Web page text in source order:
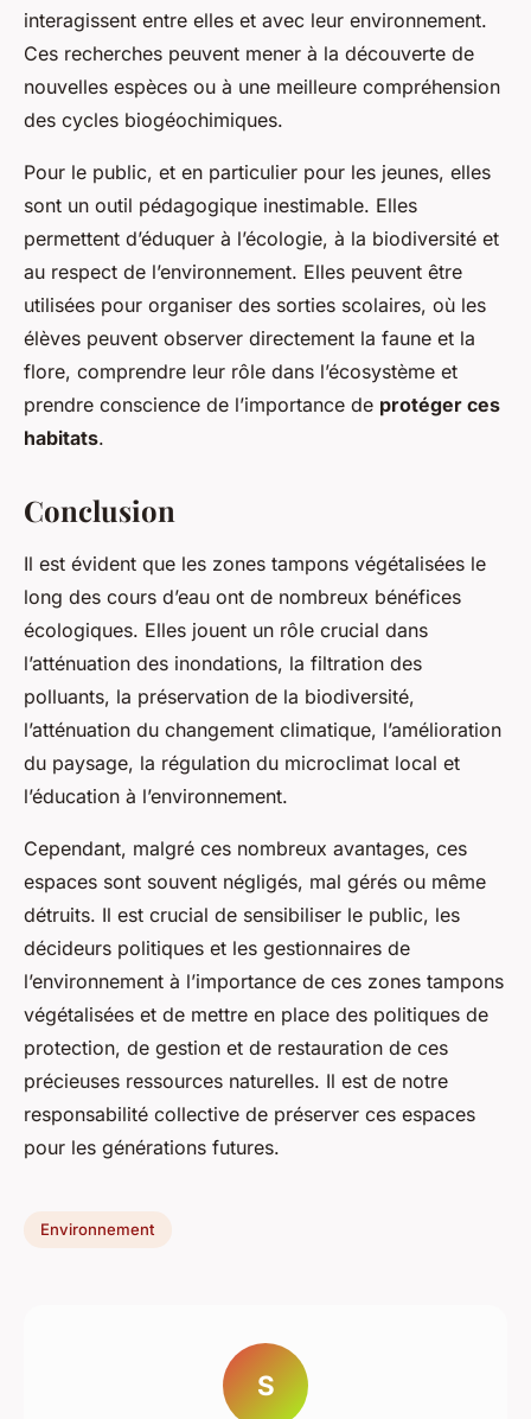
interagissent entre elles et avec leur environnement.
Ces recherches peuvent mener à la découverte de
nouvelles espèces ou à une meilleure compréhension
des cycles biogéochimiques.
Pour le public, et en particulier pour les jeunes, elles
sont un outil pédagogique inestimable. Elles
permettent d’éduquer à l’écologie, à la biodiversité et
au respect de l’environnement. Elles peuvent être
utilisées pour organiser des sorties scolaires, où les
élèves peuvent observer directement la faune et la
flore, comprendre leur rôle dans l’écosystème et
prendre conscience de l’importance de protéger ces
habitats.
Conclusion
Il est évident que les zones tampons végétalisées le
long des cours d’eau ont de nombreux bénéfices
écologiques. Elles jouent un rôle crucial dans
l’atténuation des inondations, la filtration des
polluants, la préservation de la biodiversité,
l’atténuation du changement climatique, l’amélioration
du paysage, la régulation du microclimat local et
l’éducation à l’environnement.
Cependant, malgré ces nombreux avantages, ces
espaces sont souvent négligés, mal gérés ou même
détruits. Il est crucial de sensibiliser le public, les
décideurs politiques et les gestionnaires de
l’environnement à l’importance de ces zones tampons
végétalisées et de mettre en place des politiques de
protection, de gestion et de restauration de ces
précieuses ressources naturelles. Il est de notre
responsabilité collective de préserver ces espaces
pour les générations futures.
Environnement
S